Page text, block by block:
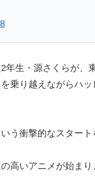
生・源さくらが、
乗り越えながらハ
う衝撃的なスター
高いアニメが始まり